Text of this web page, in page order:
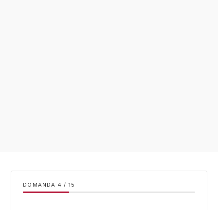
DOMANDA / 15